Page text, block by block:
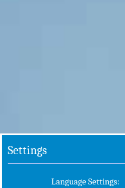
Settings
Language Settings: